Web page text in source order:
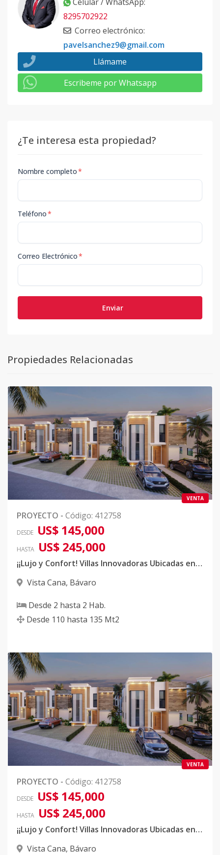
8295702922
Correo electrónico:
pavelsanchez9@gmail.com
Llámame
Escribeme por Whatsapp
¿Te interesa esta propiedad?
Nombre completo*
Teléfono*
Correo Electrónico*
Enviar
Propiedades Relacionadas
VENTA
PROYECTO - Código: 412758
DESDE US$ 145,000
HASTA US$ 245,000
¡¡Lujo y Confort! Villas Innovadoras Ubicadas en Vista Cana!¡
Vista Cana, Bávaro
Desde 2 hasta 2 Hab.
Desde 110 hasta 135 Mt2
VENTA
PROYECTO - Código: 412758
DESDE US$ 145,000
HASTA US$ 245,000
¡¡Lujo y Confort! Villas Innovadoras Ubicadas en Vista Cana!¡
Vista Cana, Bávaro